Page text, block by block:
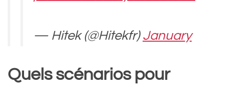
— Hitek (@Hitekfr)January
Quels scénarios pour